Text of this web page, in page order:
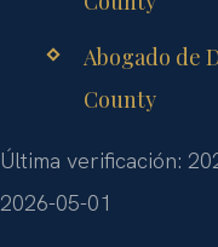
Abogado de
County
Última verificación:
2026-05-01